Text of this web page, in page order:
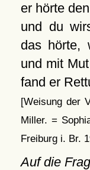
er hörte
und du
das hörte,
und mit
fand er
[Weisung der
Miller. =
Freiburg i. Br.
Auf die